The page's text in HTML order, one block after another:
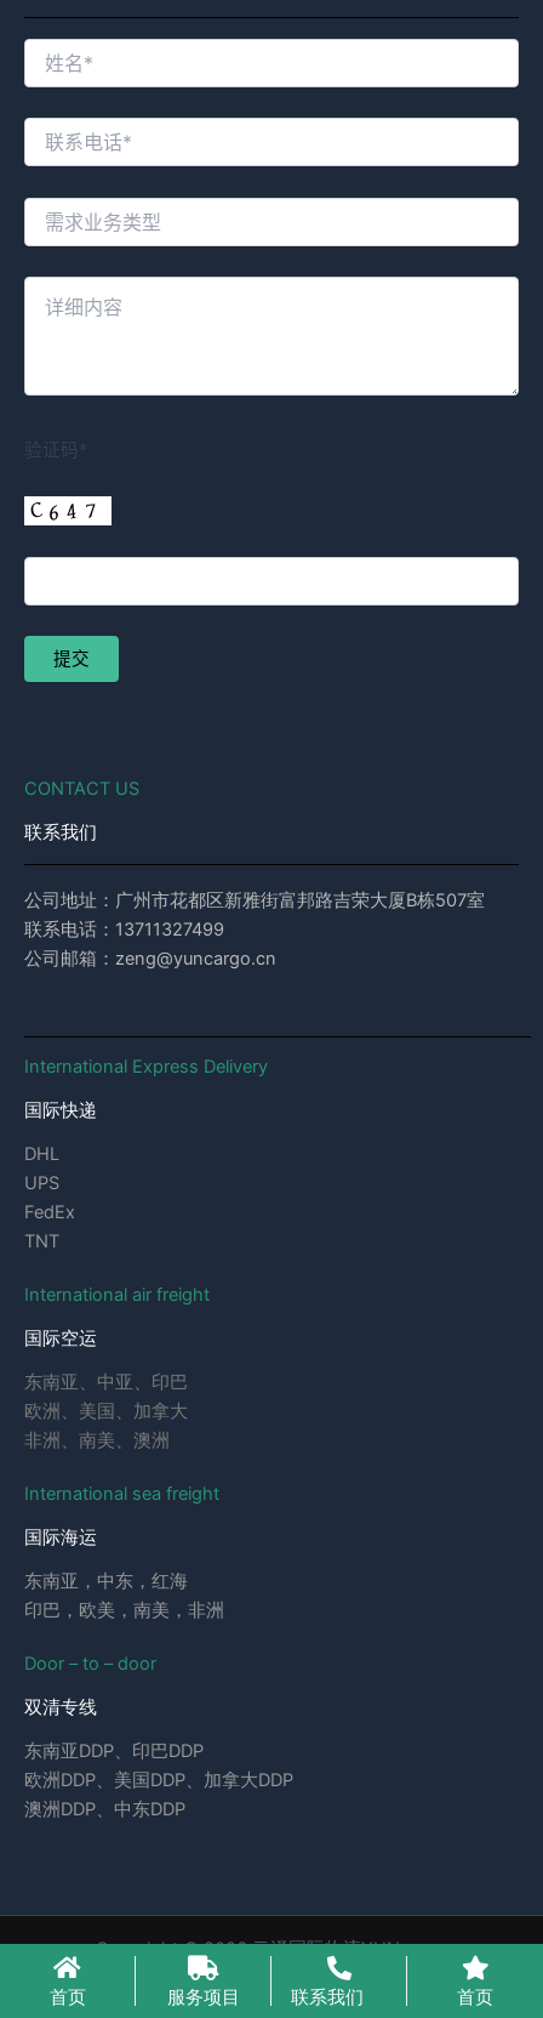
验证码*
CONTACT US
联系我们
公司地址：广州市花都区新雅街富邦路吉荣大厦B栋507室
联系电话：13711327499
公司邮箱：zeng@yuncargo.cn
International Express Delivery
国际快递
DHL
UPS
FedEx
TNT
International air freight
国际空运
东南亚、中亚、印巴
欧洲、美国、加拿大
非洲、南美、澳洲
International sea freight
国际海运
东南亚，中东，红海
印巴，欧美，南美，非洲
Door – to – door
双清专线
东南亚DDP、印巴DDP
欧洲DDP、美国DDP、加拿大DDP
澳洲DDP、中东DDP
Copyright © 2026 云泽国际物流YUNcargo
粤ICP备2023046221号-1
首页 服务项目 联系我们 首页